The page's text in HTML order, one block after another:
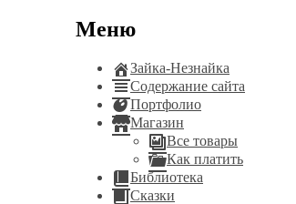
Меню
Зайка-Незнайка
Содержание сайта
Портфолио
Магазин
Все товары
Как платить
Библиотека
Сказки